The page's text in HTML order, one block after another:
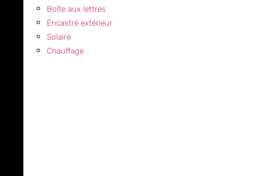
Boîte aux lettres
Encastré extérieur
Solaire
Chauffage